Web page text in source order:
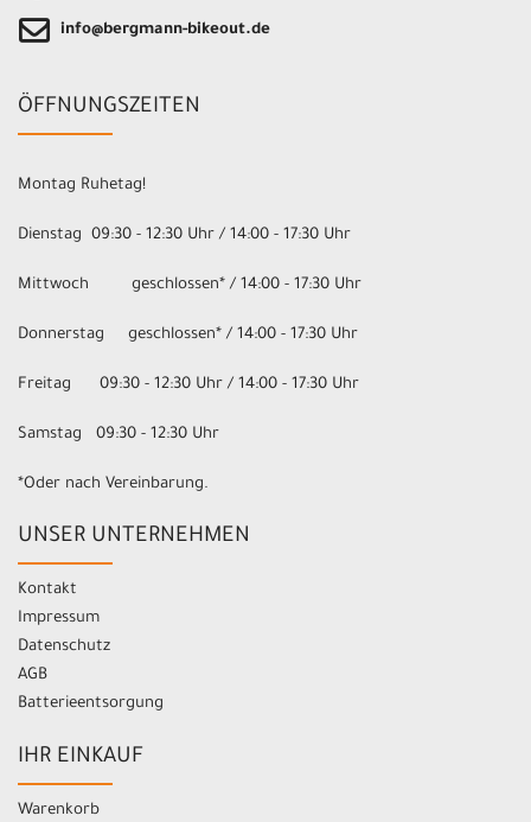
info@bergmann-bikeout.de
ÖFFNUNGSZEITEN
Montag Ruhetag!
Dienstag 09:30 - 12:30 Uhr / 14:00 - 17:30 Uhr
Mittwoch geschlossen* / 14:00 - 17:30 Uhr
Donnerstag geschlossen* / 14:00 - 17:30 Uhr
Freitag 09:30 - 12:30 Uhr / 14:00 - 17:30 Uhr
Samstag 09:30 - 12:30 Uhr
*Oder nach Vereinbarung.
UNSER UNTERNEHMEN
Kontakt
Impressum
Datenschutz
AGB
Batterieentsorgung
IHR EINKAUF
Warenkorb